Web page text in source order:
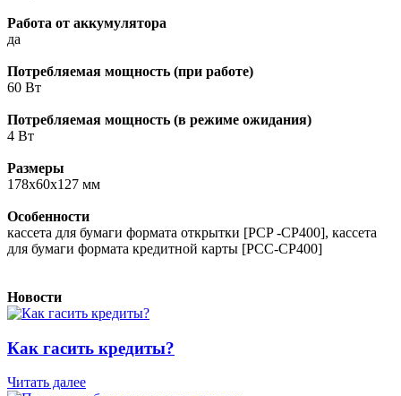
Работа от аккумулятора
да
Потребляемая мощность (при работе)
60 Вт
Потребляемая мощность (в режиме ожидания)
4 Вт
Размеры
178x60x127 мм
Особенности
кассета для бумаги формата открытки [PCP -CP400], кассета
для бумаги формата кредитной карты [PCC-CP400]
Новости
Как гасить кредиты?
Читать далее